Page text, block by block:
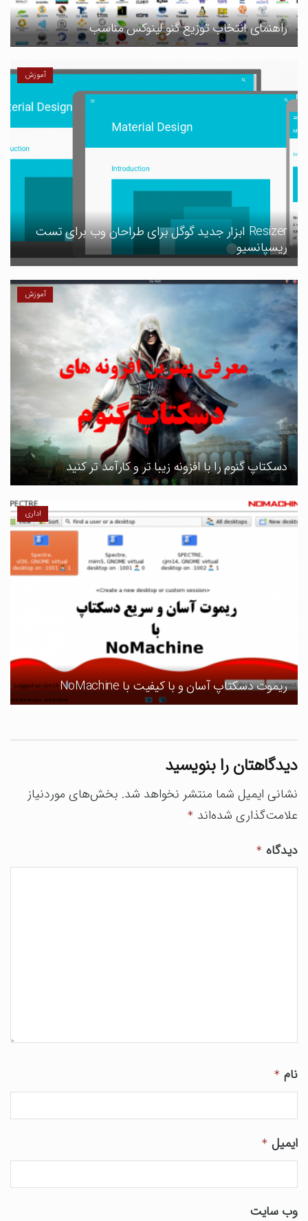
راهنمای انتخاب توزیع گنو لینوکس مناسب
آموزش
Resizer ابزار جدید گوگل برای طراحان وب برای تست
ریسپانسیو
آموزش
دسکتاپ گنوم را با افزونه زیبا تر و کارآمد تر کنید
اداری
ریموت دسکتاپ آسان و با کیفیت با NoMachine
دیدگاهتان را بنویسید
نشانی ایمیل شما منتشر نخواهد شد. بخش‌های موردنیاز
علامت‌گذاری شده‌اند *
دیدگاه *
نام *
ایمیل *
وب‌ سایت